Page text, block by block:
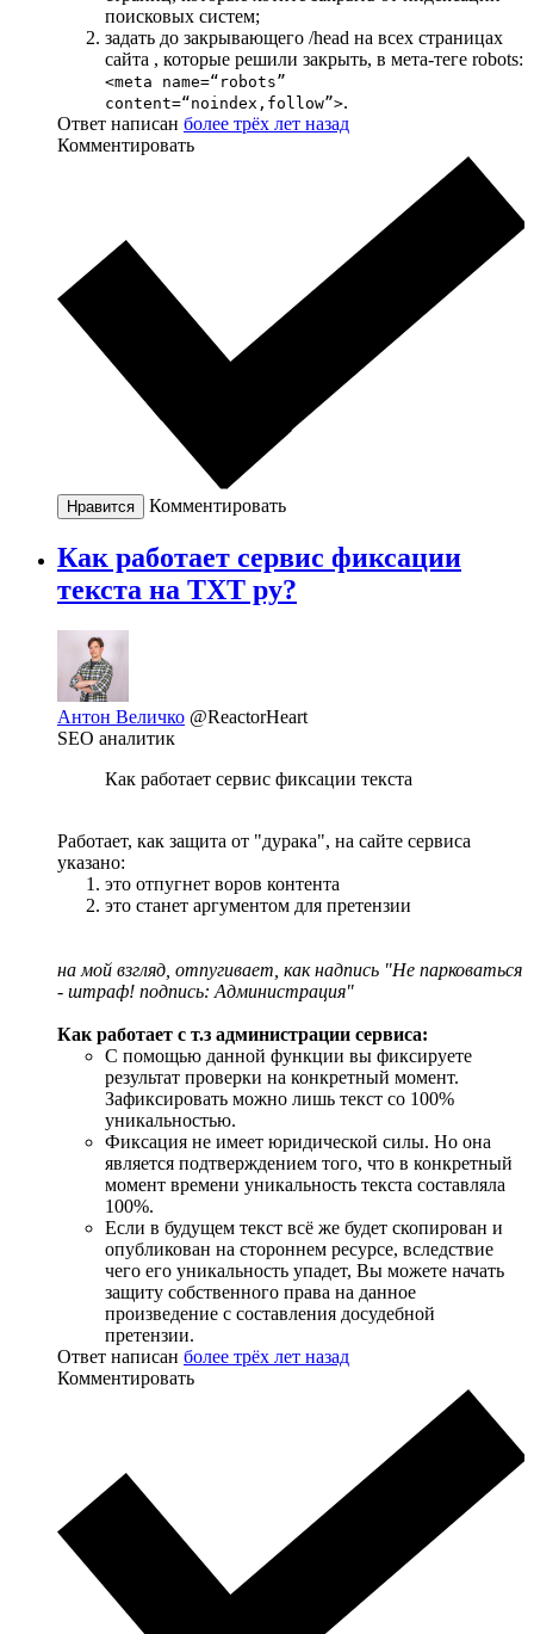
поисковых систем;
задать до закрывающего /head на всех страницах
сайта , которые решили закрыть, в мета-теге robots:
<meta name=“robots”
content=“noindex,follow”>.
Ответ написан более трёх лет назад
Комментировать
Нравится Комментировать
Как работает сервис фиксации
текста на ТХТ ру?
Антон Величко @ReactorHeart
SEO аналитик
Как работает сервис фиксации текста
Работает, как защита от "дурака", на сайте сервиса
указано:
это отпугнет воров контента
это станет аргументом для претензии
на мой взгляд, отпугивает, как надпись "Не парковаться
- штраф! подпись: Администрация"
Как работает с т.з администрации сервиса:
С помощью данной функции вы фиксируете
результат проверки на конкретный момент.
Зафиксировать можно лишь текст со 100%
уникальностью.
Фиксация не имеет юридической силы. Но она
является подтверждением того, что в конкретный
момент времени уникальность текста составляла
100%.
Если в будущем текст всё же будет скопирован и
опубликован на стороннем ресурсе, вследствие
чего его уникальность упадет, Вы можете начать
защиту собственного права на данное
произведение с составления досудебной
претензии.
Ответ написан более трёх лет назад
Комментировать